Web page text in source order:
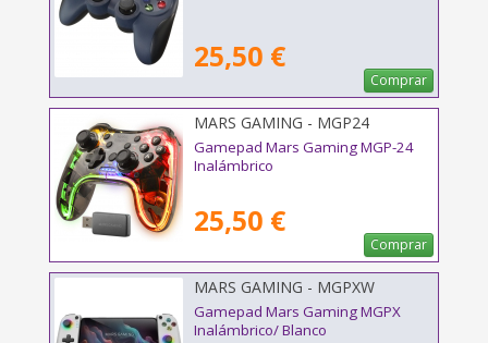
25,50 €
Comprar
MARS GAMING - MGP24
Gamepad Mars Gaming MGP-24
Inalámbrico
25,50 €
Comprar
MARS GAMING - MGPXW
Gamepad Mars Gaming MGPX
Inalámbrico/ Blanco